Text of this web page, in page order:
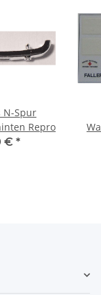
N-Spur
Repro
€ *